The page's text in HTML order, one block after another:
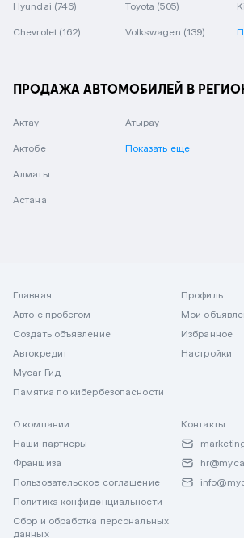
Hyundai (746) Toyota (505)
Chevrolet (162) Volkswagen (139)
ПРОДАЖА АВТОМОБИЛЕЙ В
Актау
Актобе
Алматы
Астана
Атырау
Показать еще
Главная
Авто с пробегом
Создать объявление
Автокредит
Mycar Гид
Памятка по кибербезопасности
Профиль
Мои
Избранное
Настройки
О компании
Наши партнеры
Франшиза
Пользовательское соглашение
Политика конфиденциальности
Сбор и обработка персональных
данных
Контакты